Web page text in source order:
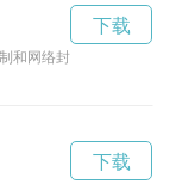
和网络封锁？不用担心
下载
下载